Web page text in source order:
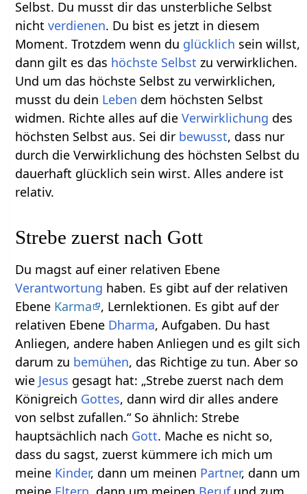
Selbst. Du musst dir das unsterbliche Selbst
nichtverdienen. Du bist es jetzt in diesem
Moment. Trotzdem wenn du glücklich sein willst,
dann gilt es das höchste Selbst zu verwirklichen.
Und um das höchste Selbst zu verwirklichen,
musst du dein Leben dem höchsten Selbst
widmen. Richte alles auf dieVerwirklichung des
höchsten Selbst aus. Sei dir bewusst, dass nur
durch die Verwirklichung des höchsten Selbst du
dauerhaft glücklich sein wirst. Alles andere ist
relativ.
Strebe zuerst nach Gott
Du magst auf einer relativen Ebene
Verantwortung haben. Es gibt auf der relativen
Ebene Karma
, Lernlektionen. Es gibt auf der
relativen Ebene Dharma, Aufgaben. Du hast
Anliegen, andere haben Anliegen und es gilt sich
darum zu bemühen, das Richtige zu tun. Aber so
wie Jesus gesagt hat: „Strebe zuerst nach dem
Königreich Gottes, dann wird dir alles andere
von selbst zufallen.“ So ähnlich: Strebe
hauptsächlich nach Gott. Mache es nicht so,
dass du sagst, zuerst kümmere ich mich um
meine Kinder, dann um meinen Partner, dann um